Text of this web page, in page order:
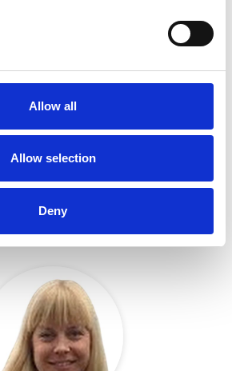
Allow all
Allow selection
Deny
Kim Nersing